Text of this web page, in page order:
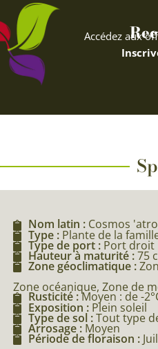
Accédez aux
Nom latin : Cosmos
Type : Plante de la
Type de port : Port droit
Hauteur à maturité :75
Zone géoclimatique :
Zone océanique, Zone de
Rusticité :Moyen : de -
Exposition : Plein soleil
Type de sol :Tout type
Arrosage : Moyen
Période de floraison :